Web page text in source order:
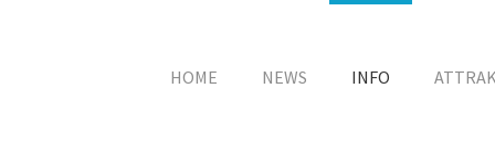
HOME NEWS INFO